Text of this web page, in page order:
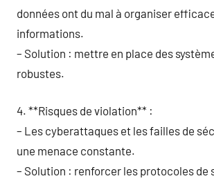
données ont du mal à organiser
informations.
– Solution : mettre en place des
robustes.
4. **Risques de violation** :
– Les cyberattaques et les failles de
une menace constante.
– Solution : renforcer les protocoles de